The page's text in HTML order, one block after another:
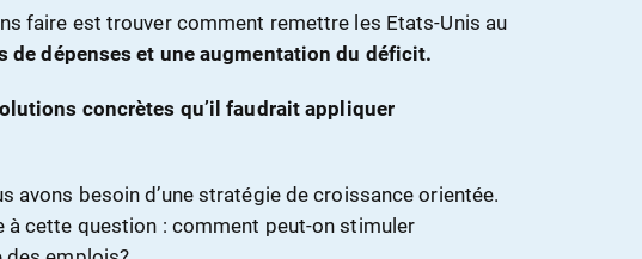
faire est trouver comment remettre les Etats-Unis au
de dépenses et une augmentation du déficit.
concrètes qu’il faudrait appliquer
avons besoin d’une stratégie de croissance orientée.
à cette question : comment peut-on stimuler